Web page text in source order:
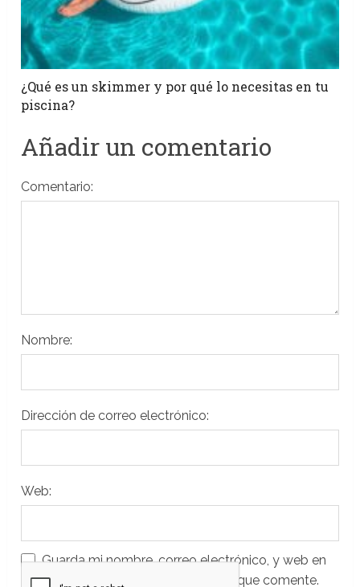
¿Qué es un skimmer y por qué lo necesitas en tu
piscina?
Añadir un comentario
Comentario:
Nombre:
Dirección de correo electrónico:
Web:
Guarda mi nombre, correo electrónico, y web en
este navegador para la próxima vez que comente.